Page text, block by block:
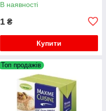
В наявності
1 ₴
Купити
Топ продажів